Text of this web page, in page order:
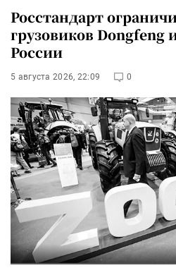
Росстандарт
грузовиков Dongfeng
России
5 августа 2026, 22:09 0